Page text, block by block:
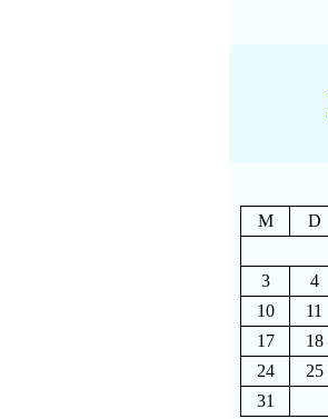
M
D
3
4
10
11
17
18
24
25
31